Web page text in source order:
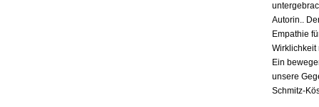
Autorin..
Empathie
Wirklichkeit
Ein
unsere
Schmitz-